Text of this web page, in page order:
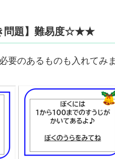
問題】難易度☆★★
要のあるものも入れてみま